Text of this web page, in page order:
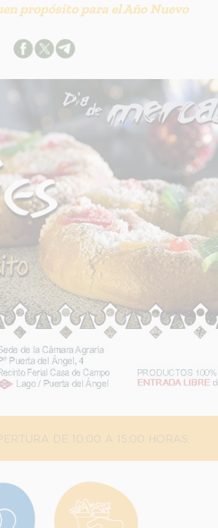
propósito para el Año Nuevo
DE 10:00 A 15:00 HORAS.
SOBRE LA PROTECCIÓN DE TUS DATOS
link